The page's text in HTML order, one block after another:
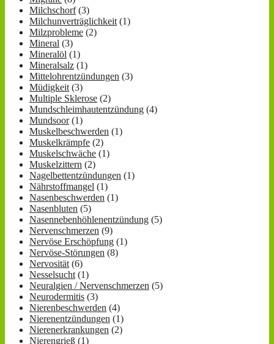
Milchschorf(3)
Milchunverträglichkeit(1)
Milzprobleme (2)
Mineral (3)
Mineralöl (1)
Mineralsalz (1)
Mittelohrentzündungen (3)
Müdigkeit(3)
Multiple Sklerose (2)
Mundschleimhautentzündung (4)
Mundsoor(1)
Muskelbeschwerden (1)
Muskelkrämpfe (2)
Muskelschwäche (1)
Muskelzittern (2)
Nagelbettentzündungen (1)
Nährstoffmangel (1)
Nasenbeschwerden (1)
Nasenbluten (5)
Nasennebenhöhlenentzündung (5)
Nervenschmerzen (9)
Nervöse Erschöpfung (1)
Nervöse-Störungen (8)
Nervosität(6)
Nesselsucht(1)
Neuralgien / Nervenschmerzen (5)
Neurodermitis (3)
Nierenbeschwerden (4)
Nierenentzündungen (1)
Nierenerkrankungen (2)
Nierengrieß (1)